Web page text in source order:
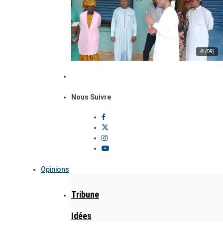
© (DR)
Nous Suivre
Opinions
Tribune
Idées